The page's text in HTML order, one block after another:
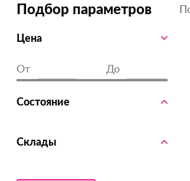
Подбор параметров
Цена
От До
Состояние
Склады